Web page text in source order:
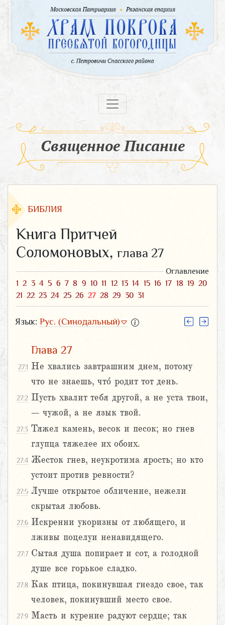
Священное Писание
БИБЛИЯ
Книга Притчей
Соломоновых, глава 27
Оглавление
1 2 3 4 5 6 7 8 9 10 11 12 13 14 15 16 17 18 19 20
21 22 23 24 25 26 27 28 29 30 31
Язык: Рус. (Синодальный)
Глава 27
27:1 Не хвались завтрашним днем, потому
что не знаешь, что́ родит тот день.
27:2 Пусть хвалит тебя другой, а не уста твои,
– чужой, а не язык твой.
27:3 Тяжел камень, весок и песок; но гнев
глупца тяжелее их обоих.
27:4 Жесток гнев, неукротима ярость; но кто
устоит против ревности?
27:5 Лучше открытое обличение, нежели
скрытая любовь.
27:6 Искренни укоризны от любящего, и
лживы поцелуи ненавидящего.
27:7 Сытая душа попирает и сот, а голодной
душе все горькое сладко.
27:8 Как птица, покинувшая гнездо свое, так
человек, покинувший место свое.
27:9 Масть и курение радуют сердце; так